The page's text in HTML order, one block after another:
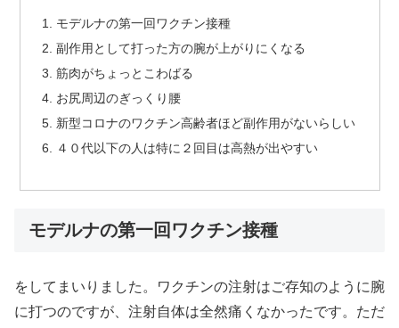
モデルナの第一回ワクチン接種
副作用として打った方の腕が上がりにくなる
筋肉がちょっとこわばる
お尻周辺のぎっくり腰
新型コロナのワクチン高齢者ほど副作用がないらしい
４０代以下の人は特に２回目は高熱が出やすい
モデルナの第一回ワクチン接種
をしてまいりました。ワクチンの注射はご存知のように腕
に打つのですが、注射自体は全然痛くなかったです。ただ